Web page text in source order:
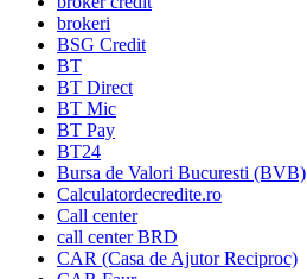
brokeri
BSG Credit
BT
BT Direct
BT Mic
BT Pay
BT24
Bursa de Valori Bucuresti (BVB)
Calculatordecredite.ro
Call center
call center BRD
CAR (Casa de Ajutor Reciproc)